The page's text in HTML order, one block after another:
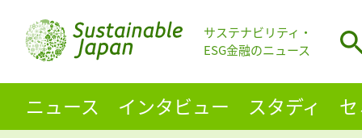
サステナビリティ・
ESG金融のニュース
ニュース インタビュー スタディ